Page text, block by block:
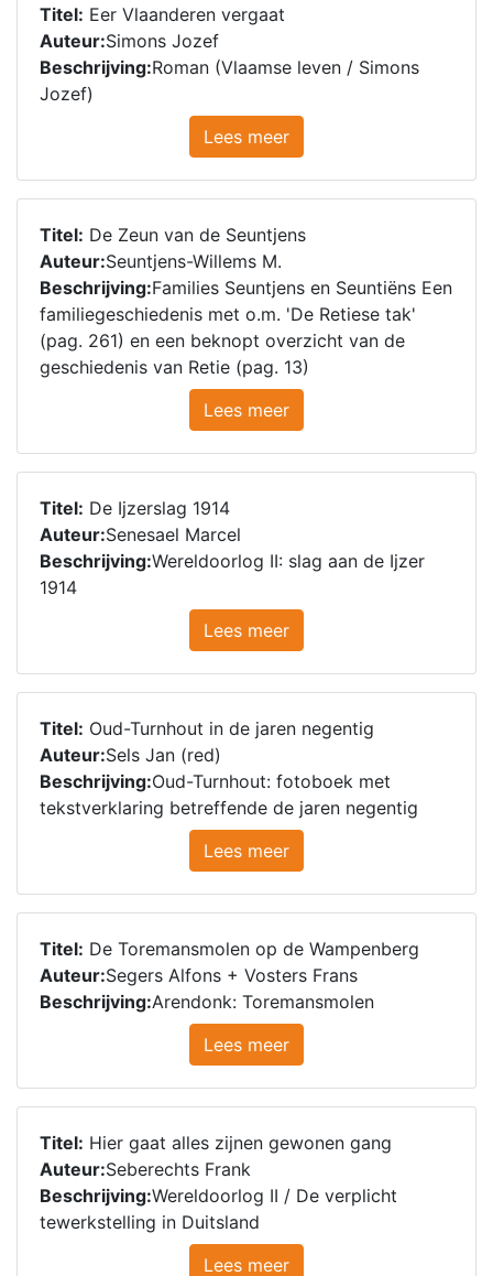
Titel: Eer Vlaanderen vergaat
Auteur:Simons Jozef
Beschrijving:Roman (Vlaamse leven / Simons
Jozef)
Lees meer
Titel: De Zeun van de Seuntjens
Auteur:Seuntjens-Willems M.
Beschrijving:Families Seuntjens en Seuntiëns Een
familiegeschiedenis met o.m. 'De Retiese tak'
(pag. 261) en een beknopt overzicht van de
geschiedenis van Retie (pag. 13)
Lees meer
Titel: De Ijzerslag 1914
Auteur:Senesael Marcel
Beschrijving:Wereldoorlog II: slag aan de Ijzer
1914
Lees meer
Titel: Oud-Turnhout in de jaren negentig
Auteur:Sels Jan (red)
Beschrijving:Oud-Turnhout: fotoboek met
tekstverklaring betreffende de jaren negentig
Lees meer
Titel: De Toremansmolen op de Wampenberg
Auteur:Segers Alfons + Vosters Frans
Beschrijving:Arendonk: Toremansmolen
Lees meer
Titel: Hier gaat alles zijnen gewonen gang
Auteur:Seberechts Frank
Beschrijving:Wereldoorlog II / De verplicht
tewerkstelling in Duitsland
Lees meer